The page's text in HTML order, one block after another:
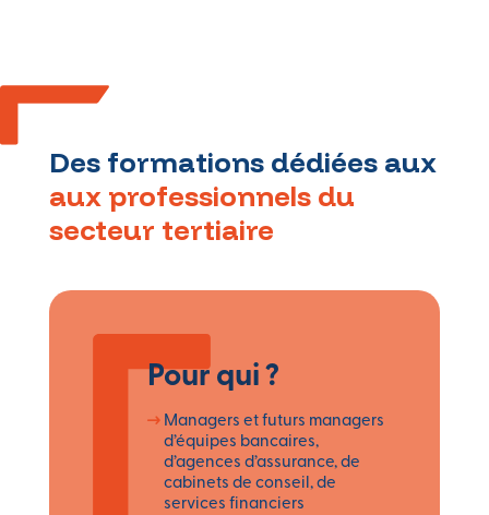
Des formations dédiées aux
aux professionnels du
secteur tertiaire
Pour qui ?
Managers et futurs managers
d’équipes bancaires,
d’agences d’assurance, de
cabinets de conseil, de
services financiers